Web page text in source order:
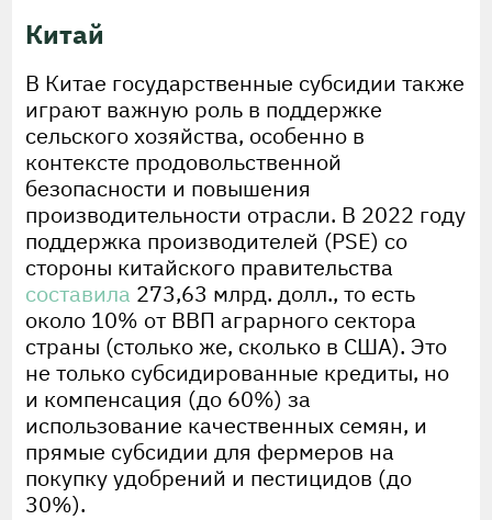
Китай
В Китае государственные субсидии также
играют важную роль в поддержке
сельского хозяйства, особенно в
контексте продовольственной
безопасности и повышения
производительности отрасли. В 2022 году
поддержка производителей (PSE) со
стороны китайского правительства
составила 273,63 млрд. долл., то есть
около 10% от ВВП аграрного сектора
страны (столько же, сколько в США). Это
не только субсидированные кредиты, но
и компенсация (до 60%) за
использование качественных семян, и
прямые субсидии для фермеров на
покупку удобрений и пестицидов (до
30%).